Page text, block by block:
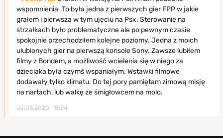
wspomnienia. To była jedna z pierwszych gier FPP w jakie
grałem i pierwsza w tym ujęciu na Psx. Sterowanie na
strzałkach było problematyczne ale po pewnym czasie
spokojnie przechodziłem kolejne poziomy. Jedna z moich
ulubionych gier na pierwszą konsole Sony. Zawsze lubiłem
filmy z Bondem, a możliwość wcielenia się w niego za
dzieciaka była czymś wspaniałym. Wstawki filmowe
dodawały tylko klimatu. Do tej pory pamiętam zimową misję
na nartach, lub walkę ze śmigłowcem na molo.
02.03.2020, 18:24